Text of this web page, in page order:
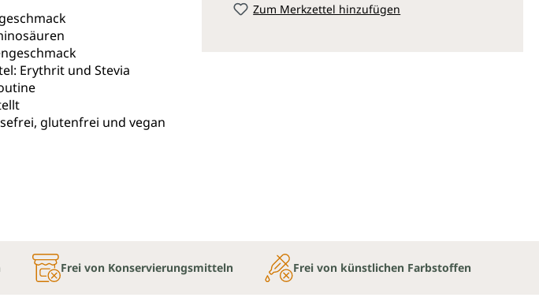
Erythrit und Stevia
glutenfrei und vegan
Zum Merkzettel hinzufügen
Frei von Konservierungsmitteln Frei von künstlichen Farbstoffen